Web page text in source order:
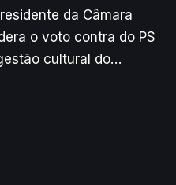
da Câmara
o voto contra do PS
cultural do
de "capitalizar